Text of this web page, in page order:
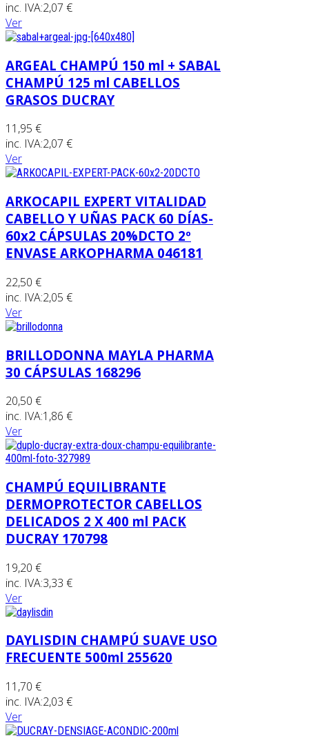
inc. IVA:2,07 €
Ver
ARGEAL CHAMPÚ 150 ml + SABAL
CHAMPÚ 125 ml CABELLOS
GRASOS DUCRAY
11,95 €
inc. IVA:2,07 €
Ver
ARKOCAPIL EXPERT VITALIDAD
CABELLO Y UÑAS PACK 60 DÍAS-
60x2 CÁPSULAS 20%DCTO 2º
ENVASE ARKOPHARMA 046181
22,50 €
inc. IVA:2,05 €
Ver
BRILLODONNA MAYLA PHARMA
30 CÁPSULAS 168296
20,50 €
inc. IVA:1,86 €
Ver
CHAMPÚ EQUILIBRANTE
DERMOPROTECTOR CABELLOS
DELICADOS 2 X 400 ml PACK
DUCRAY 170798
19,20 €
inc. IVA:3,33 €
Ver
DAYLISDIN CHAMPÚ SUAVE USO
FRECUENTE 500ml 255620
11,70 €
inc. IVA:2,03 €
Ver